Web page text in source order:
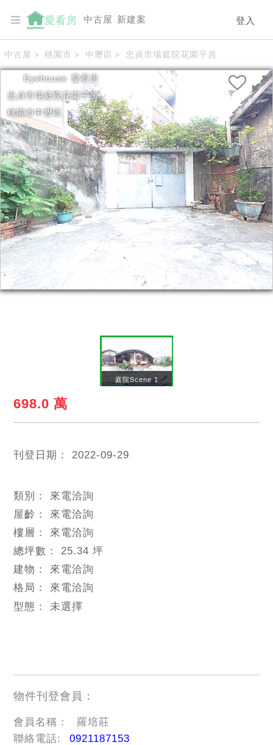
愛看房 登入
中古屋 新建案
中古屋 > 桃園市 > 中壢區 > 忠貞市場庭院花園平房
Eyehouse 愛看房
忠貞市場庭院花園平房
桃園市中壢區
庭院Scene 1
698.0 萬
刊登日期： 2022-09-29
類別： 來電洽詢
屋齡： 來電洽詢
樓層： 來電洽詢
總坪數： 25.34 坪
建物： 來電洽詢
格局： 來電洽詢
型態： 未選擇
物件刊登會員：
會員名稱：
羅培莊
聯絡電話:
0921187153